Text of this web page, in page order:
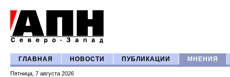
ГЛАВНАЯ НОВОСТИ ПУБЛИКАЦИИ МНЕНИЯ
Пятница, 7 августа 2026